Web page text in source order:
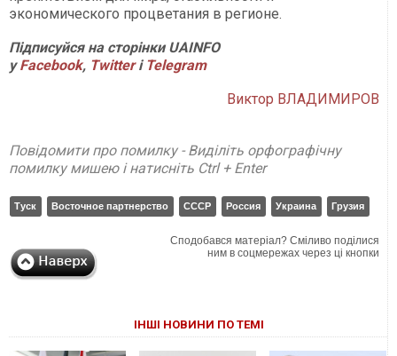
экономического процветания в регионе.
Підписуйся на сторінки UAINFO
уFacebook, Twitter і Telegram
Виктор ВЛАДИМИРОВ
Повідомити про помилку - Виділіть орфографічну
помилку мишею і натисніть Ctrl + Enter
Туск Восточное партнерство СССР Россия Украина Грузия
Сподобався матеріал? Сміливо поділися
ним в соцмережах через ці кнопки
ІНШІ НОВИНИ ПО ТЕМІ